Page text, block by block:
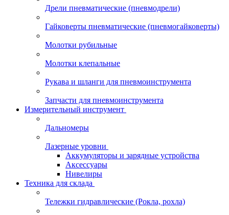
Дрели пневматические (пневмодрели)
Гайковерты пневматические (пневмогайковерты)
Молотки рубильные
Молотки клепальные
Рукава и шланги для пневмоинструмента
Запчасти для пневмоинструмента
Измерительный инструмент
Дальномеры
Лазерные уровни
Аккумуляторы и зарядные устройства
Аксессуары
Нивелиры
Техника для склада
Тележки гидравлические (Рокла, рохла)